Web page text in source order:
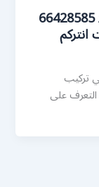
رقم فني كاميرات اسطبلات الجهراء / 66428585
تركيب
على